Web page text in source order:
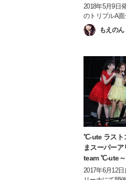
2018年5月9日
のトリプルA
ぜ・・・共感
だけじゃない
もえのん
℃-ute ラスト
まスーパー
team ℃-ute～
2017年6月12